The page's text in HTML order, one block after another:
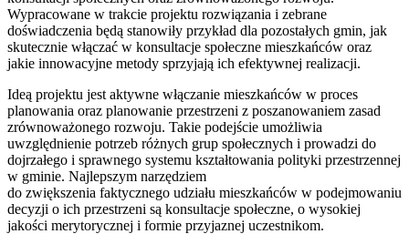
Wypracowane w trakcie projektu rozwiązania i zebrane
doświadczenia będą stanowiły przykład dla pozostałych gmin, jak
skutecznie włączać w konsultacje społeczne mieszkańców oraz
jakie innowacyjne metody sprzyjają ich efektywnej realizacji.
Ideą projektu jest aktywne włączanie mieszkańców w proces
planowania oraz planowanie przestrzeni z poszanowaniem zasad
zrównoważonego rozwoju. Takie podejście umożliwia
uwzględnienie potrzeb różnych grup społecznych i prowadzi do
dojrzałego i sprawnego systemu kształtowania polityki przestrzennej
w gminie. Najlepszym narzędziem
do zwiększenia faktycznego udziału mieszkańców w podejmowaniu
decyzji o ich przestrzeni są konsultacje społeczne, o wysokiej
jakości merytorycznej i formie przyjaznej uczestnikom.